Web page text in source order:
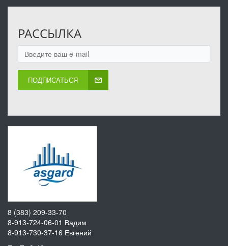
РАССЫЛКА
ПОДПИСАТЬСЯ
8 (383) 209-33-70
8-913-724-06-01 Вадим
8-913-730-37-16 Евгений